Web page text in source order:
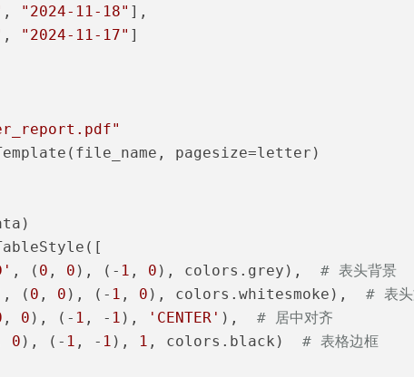
, "2024-11-18" ],
, "2024-11-17" ]
pagesize=letter)
, ( 0 , 0 ), (- 1 , 0 ), colors.grey), # 表头背景
, ( 0 , 0 ), (- 1 , 0 ), colors.whitesmoke), # 表头
, 0 ), (- 1 , - 1 ), 'CENTER' ), # 居中对齐
0 ), (- 1 , - 1 ), 1 , colors.black) # 表格边框